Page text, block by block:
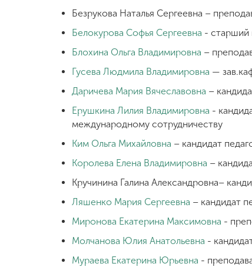
Безрукова Наталья Сергеевна –
Белокурова Софья Сергеевна - старший
Блохина Ольга Владимировна –
Гусева Людмила Владимировна —
Даричева Мария Вячеславовна –
Ерушкина Лилия Владимировна -
международному сотрудничеству
Ким Ольга Михайловна – кандидат
Королева Елена Владимировна –
Кручинина Галина Александровна–
Ляшенко Мария Сергеевна – кандидат
Миронова Екатерина Максимовна -
Молчанова Юлия Анатольевна -
Мураева Екатерина Юрьевна -